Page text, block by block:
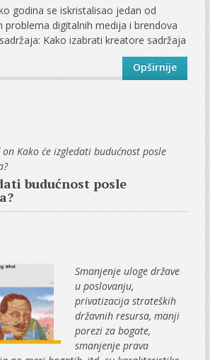
godina se iskristalisao jedan od
problema digitalnih medija i brendova
Kako izabrati kreatore sadržaja
Opširnije
on Kako će izgledati budućnost posle
budućnost posle
Smanjenje uloge države
u poslovanju,
privatizacija strateških
državnih resursa, manji
porezi za bogate,
smanjenje prava